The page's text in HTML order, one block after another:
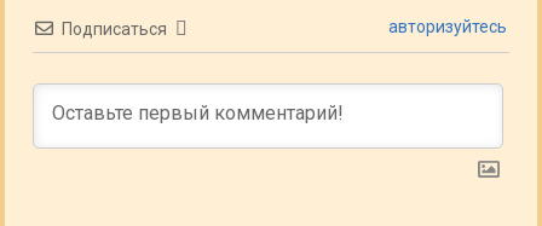
Подписаться авторизуйтесь